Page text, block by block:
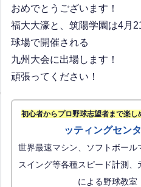
おめでとうございます！
福大大濠と、筑陽学園は4月
球場で開催される
九州大会に出場します！
頑張ってください！
初心者からプロ野球志望者まで楽し
ッティングセン
世界最速マシン、ソフトボール
スイング等各種スピード計測、
による野球教室